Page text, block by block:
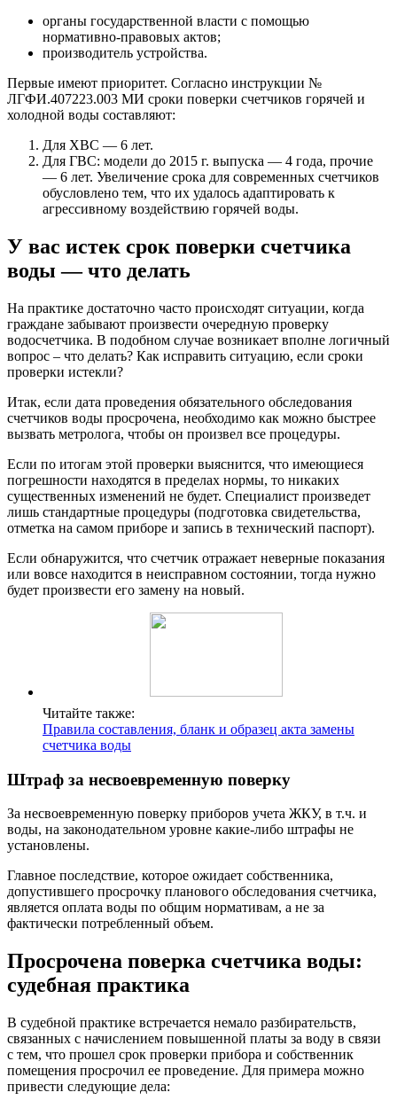
органы государственной власти с помощью
нормативно-правовых актов;
производитель устройства.
Первые имеют приоритет. Согласно инструкции №
ЛГФИ.407223.003 МИ сроки поверки счетчиков горячей и
холодной воды составляют:
Для ХВС — 6 лет.
Для ГВС: модели до 2015 г. выпуска — 4 года, прочие
— 6 лет. Увеличение срока для современных счетчиков
обусловлено тем, что их удалось адаптировать к
агрессивному воздействию горячей воды.
У вас истек срок поверки счетчика
воды — что делать
На практике достаточно часто происходят ситуации, когда
граждане забывают произвести очередную проверку
водосчетчика. В подобном случае возникает вполне логичный
вопрос – что делать? Как исправить ситуацию, если сроки
проверки истекли?
Итак, если дата проведения обязательного обследования
счетчиков воды просрочена, необходимо как можно быстрее
вызвать метролога, чтобы он произвел все процедуры.
Если по итогам этой проверки выяснится, что имеющиеся
погрешности находятся в пределах нормы, то никаких
существенных изменений не будет. Специалист произведет
лишь стандартные процедуры (подготовка свидетельства,
отметка на самом приборе и запись в технический паспорт).
Если обнаружится, что счетчик отражает неверные показания
или вовсе находится в неисправном состоянии, тогда нужно
будет произвести его замену на новый.
Читайте также:
Правила составления, бланк и образец акта замены
счетчика воды
Штраф за несвоевременную поверку
За несвоевременную поверку приборов учета ЖКУ, в т.ч. и
воды, на законодательном уровне какие-либо штрафы не
установлены.
Главное последствие, которое ожидает собственника,
допустившего просрочку планового обследования счетчика,
является оплата воды по общим нормативам, а не за
фактически потребленный объем.
Просрочена поверка счетчика воды:
судебная практика
В судебной практике встречается немало разбирательств,
связанных с начислением повышенной платы за воду в связи
с тем, что прошел срок проверки прибора и собственник
помещения просрочил ее проведение. Для примера можно
привести следующие дела: